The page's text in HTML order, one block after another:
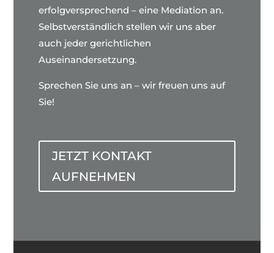
erfolgversprechend – eine Mediation an.
Selbstverständlich stellen wir uns aber
auch jeder gerichtlichen
Auseinandersetzung.
Sprechen Sie uns an – wir freuen uns auf
Sie!
JETZT KONTAKT
AUFNEHMEN